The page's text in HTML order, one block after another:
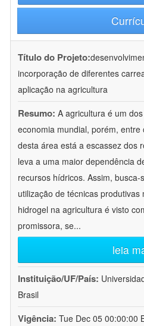
Título do Projeto:
incorporação de diferentes
aplicação na agricultura
Resumo: A agricultura é um
economia mundial, porém,
desta área está a escassez dos
leva a uma maior dependência
recursos hídricos. Assim,
utilização de técnicas
hidrogel na agricultura é visto
promissora, se...
leia
Instituição/UF/País:
Brasil
Vigência: Tue Dec 05 00:00:00